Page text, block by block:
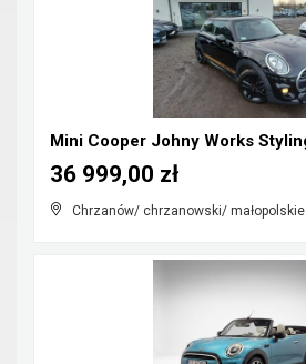
Chrzanów/ chrzanowski/ małopolskie
36 999,00 zł